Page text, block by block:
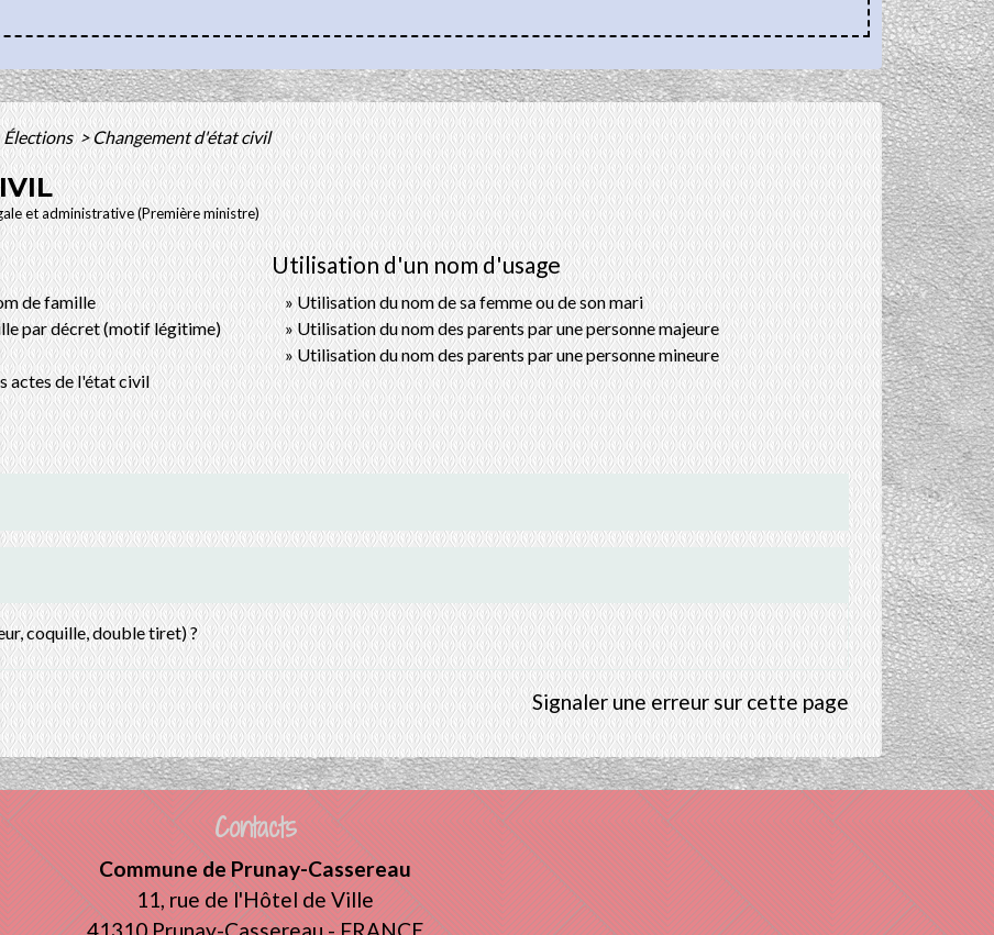
Élections>Changement d'état civil
et administrative (Première ministre)
de famille
par décret (motif légitime)
actes de l'état civil
Utilisation d'un nom d'usage
Utilisation du nom de sa femme ou de son mari
Utilisation du nom des parents par une personne majeure
Utilisation du nom des parents par une personne mineure
coquille, double tiret) ?
Signaler une erreur sur cette page
Contacts
Commune de Prunay-Cassereau
11, rue de l'Hôtel de Ville
41310 Prunay-Cassereau - FRANCE